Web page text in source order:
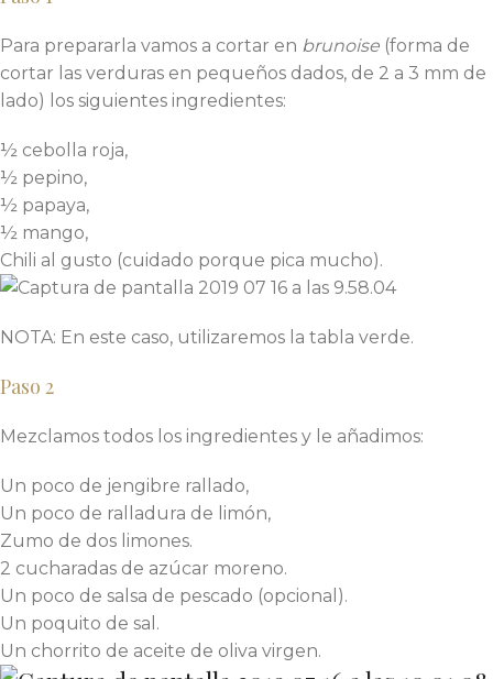
Para prepararla vamos a cortar en brunoise (forma de
cortar las verduras en pequeños dados, de 2 a 3 mm de
lado) los siguientes ingredientes:
½ cebolla roja,
½ pepino,
½ papaya,
½ mango,
Chili al gusto (cuidado porque pica mucho).
NOTA: En este caso, utilizaremos la tabla verde.
Paso 2
Mezclamos todos los ingredientes y le añadimos:
Un poco de jengibre rallado,
Un poco de ralladura de limón,
Zumo de dos limones.
2 cucharadas de azúcar moreno.
Un poco de salsa de pescado (opcional).
Un poquito de sal.
Un chorrito de aceite de oliva virgen.